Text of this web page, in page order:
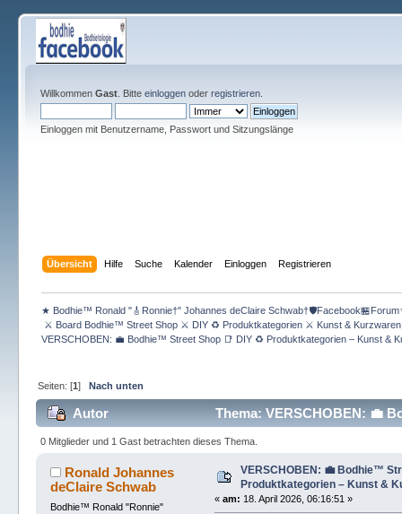
Willkommen Gast. Bitte einloggenoder registrieren.
Einloggen mit Benutzername, Passwort und Sitzungslänge
Übersicht Hilfe Suche Kalender Einloggen Registrieren
★ Bodhie™ Ronald "🎸Ronnie†" Johannes deClaire
⚔ Board Bodhie™ Street Shop ⚔ DIY ♻ Produktkategorien ⚔ Kunst &
VERSCHOBEN: 💼 Bodhie™ Street Shop 📑 DIY ♻ Produktkategorien – Kunst &
Seiten: [1] Nach unten
Autor
Thema: VERSCHOBEN: 💼
Kurzwaren 🎨 (Gelesen 353 mal)
0 Mitglieder und 1 Gast betrachten dieses Thema.
Ronald Johannes
deClaire Schwab
Bodhie™ Ronald "Ronnie"
VERSCHOBEN: 💼 Bodhie™
Produktkategorien – Kunst &
«am: 18. April 2026, 06:16:51 »